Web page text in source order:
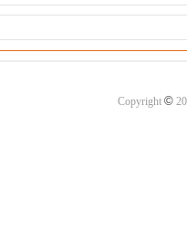
Copyright ©